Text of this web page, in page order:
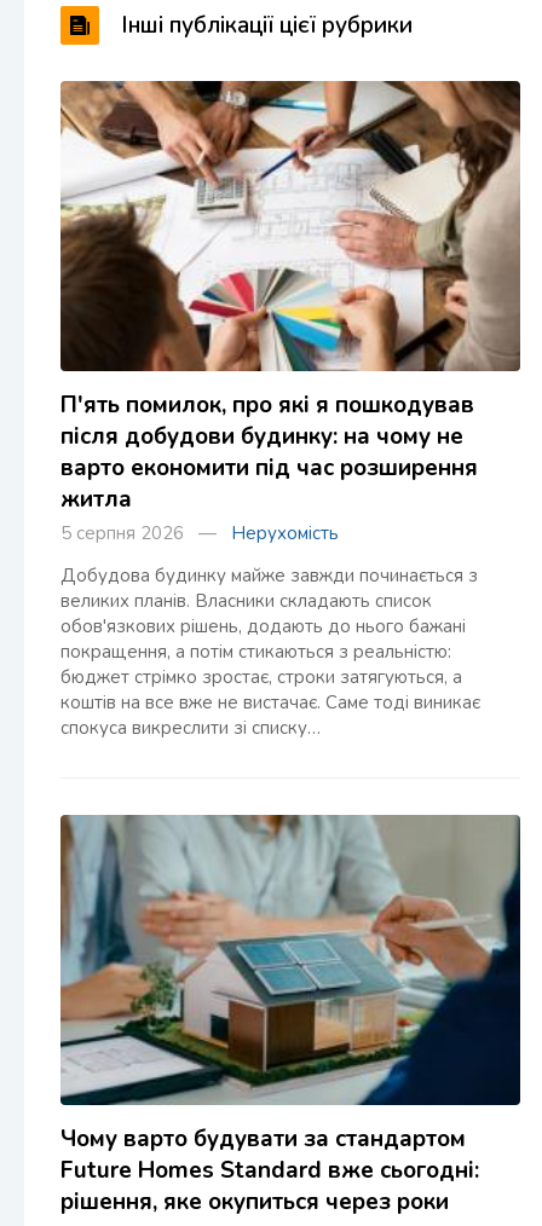
Інші публікації цієї рубрики
П'ять помилок, про які я пошкодував
після добудови будинку: на чому не
варто економити під час розширення
житла
5 серпня 2026 — Нерухомість
Добудова будинку майже завжди починається з
великих планів. Власники складають список
обов'язкових рішень, додають до нього бажані
покращення, а потім стикаються з реальністю:
бюджет стрімко зростає, строки затягуються, а
коштів на все вже не вистачає. Саме тоді виникає
спокуса викреслити зі списку…
Чому варто будувати за стандартом
Future Homes Standard вже сьогодні:
рішення, яке окупиться через роки